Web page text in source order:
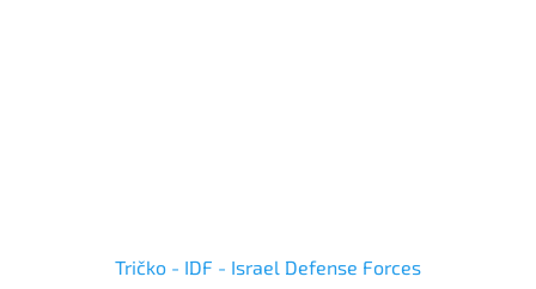
Tričko - IDF - Israel Defense Forces